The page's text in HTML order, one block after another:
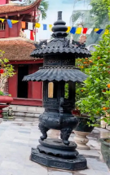
thành phố về việc
HĐND thành phố về
HĐND thành phố về